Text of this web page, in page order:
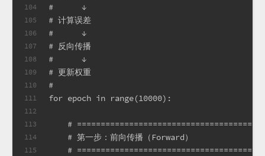
104
105
106
107
108
109
110
111
112
113
114
115
#      ↓
# 计算误差
#      ↓
# 反向传播
#      ↓
# 更新权重
#
for epoch in range(10000):
#
    # 第一步：前向传播（Forward）
#